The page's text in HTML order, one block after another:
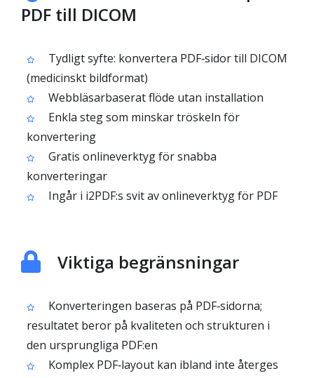
PDF till DICOM
Tydligt syfte: konvertera PDF‑sidor till DICOM
(medicinskt bildformat)
Webbläsarbaserat flöde utan installation
Enkla steg som minskar tröskeln för
konvertering
Gratis onlineverktyg för snabba
konverteringar
Ingår i i2PDF:s svit av onlineverktyg för PDF
Viktiga begränsningar
Konverteringen baseras på PDF‑sidorna;
resultatet beror på kvaliteten och strukturen i
den ursprungliga PDF:en
Komplex PDF‑layout kan ibland inte återges